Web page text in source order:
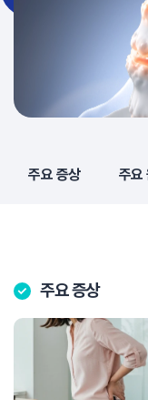
주요 증상 주요
주요 증상